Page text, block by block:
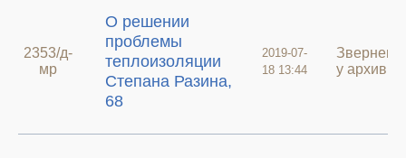
2353/д-
мр
О решении
проблемы
теплоизоляции
Степана Разина,
68
2019-07-
18 13:44
у архиві